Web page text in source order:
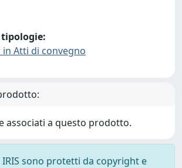
Atti di convegno
associati a questo prodotto.
sono protetti da copyright e